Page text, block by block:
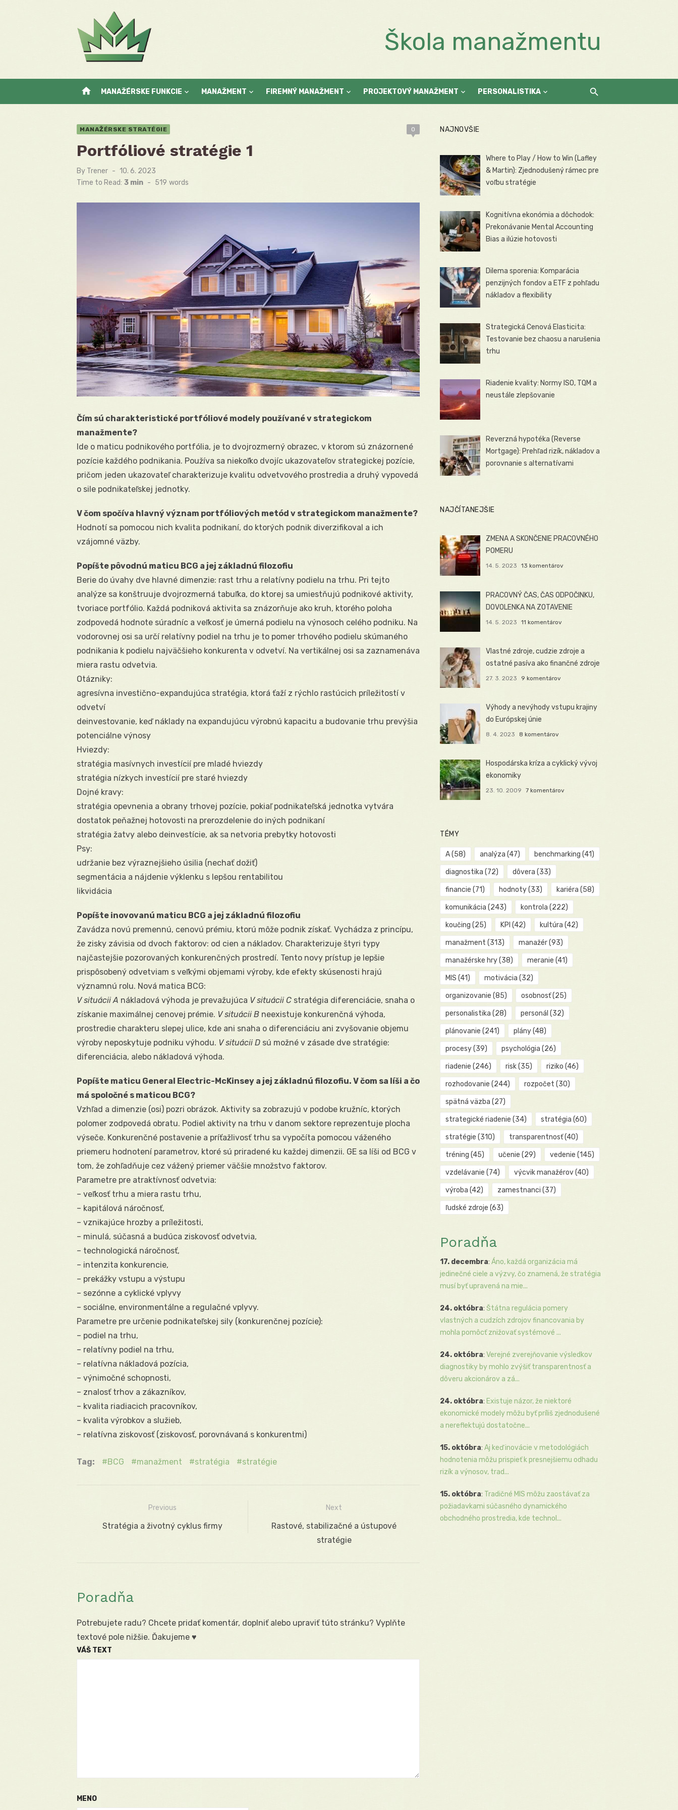
Škola manažmentu
home MANAŽÉRSKE FUNKCIE MANAŽMENT FIREMNÝ MANAŽMENT PROJEKTOVÝ MANAŽMENT PERSONALISTIKA
MANAŽÉRSKE STRATÉGIE 0
Portfóliové stratégie 1
By Trener
Posted
on
10. 6. 2023
Time to Read: 3 min - 519 words
Čím sú charakteristické portfóliové modely používané v strategickom
manažmente?
Ide o maticu podnikového portfólia, je to dvojrozmerný obrazec, v ktorom sú znázornené
pozície každého podnikania. Používa sa niekoľko dvojíc ukazovateľov strategickej pozície,
pričom jeden ukazovateľ charakterizuje kvalitu odvetvového prostredia a druhý vypovedá
o sile podnikateľskej jednotky.
V čom spočíva hlavný význam portfóliových metód v strategickom manažmente?
Hodnotí sa pomocou nich kvalita podnikaní, do ktorých podnik diverzifikoval a ich
vzájomné väzby.
Popíšte pôvodnú maticu BCG a jej základnú filozofiu
Berie do úvahy dve hlavné dimenzie: rast trhu a relatívny podielu na trhu. Pri tejto
analýze sa konštruuje dvojrozmerná tabuľka, do ktorej sa umiestňujú podnikové aktivity,
tvoriace portfólio. Každá podniková aktivita sa znázorňuje ako kruh, ktorého poloha
zodpovedá hodnote súradníc a veľkosť je úmerná podielu na výnosoch celého podniku. Na
vodorovnej osi sa určí relatívny podiel na trhu je to pomer trhového podielu skúmaného
podnikania k podielu najväčšieho konkurenta v odvetví. Na vertikálnej osi sa zaznamenáva
miera rastu odvetvia.
Otázniky:
agresívna investično-expandujúca stratégia, ktorá ťaží z rýchlo rastúcich príležitostí v
odvetví
deinvestovanie, keď náklady na expandujúcu výrobnú kapacitu a budovanie trhu prevýšia
potenciálne výnosy
Hviezdy:
stratégia masívnych investícií pre mladé hviezdy
stratégia nízkych investícií pre staré hviezdy
Dojné kravy:
stratégia opevnenia a obrany trhovej pozície, pokiaľ podnikateľská jednotka vytvára
dostatok peňažnej hotovosti na prerozdelenie do iných podnikaní
stratégia žatvy alebo deinvestície, ak sa netvoria prebytky hotovosti
Psy:
udržanie bez výraznejšieho úsilia (nechať dožiť)
segmentácia a nájdenie výklenku s lepšou rentabilitou
likvidácia
Popíšte inovovanú maticu BCG a jej základnú filozofiu
Zavádza novú premennú, cenovú prémiu, ktorú môže podnik získať. Vychádza z princípu,
že zisky závisia od dvoch faktorov: od cien a nákladov. Charakterizuje štyri typy
najčastejšie pozorovaných konkurenčných prostredí. Tento novy prístup je lepšie
prispôsobený odvetviam s veľkými objemami výroby, kde efekty skúsenosti hrajú
významnú rolu. Nová matica BCG:
V situácii A nákladová výhoda je prevažujúca V situácii C stratégia diferenciácie, snaha o
získanie maximálnej cenovej prémie. V situácii B neexistuje konkurenčná výhoda,
prostredie charakteru slepej ulice, kde ani snaha o diferenciáciu ani zvyšovanie objemu
výroby neposkytuje podniku výhodu. V situácii D sú možné v zásade dve stratégie:
diferenciácia, alebo nákladová výhoda.
Popíšte maticu General Electric-McKinsey a jej základnú filozofiu. V čom sa líši a čo
má spoločné s maticou BCG?
Vzhľad a dimenzie (osi) pozri obrázok. Aktivity sa zobrazujú v podobe kružníc, ktorých
polomer zodpovedá obratu. Podiel aktivity na trhu v danom sektore reprezentuje plocha
výseče. Konkurenčné postavenie a príťažlivosť trhu sa vypočíta pomocou váženého
priemeru hodnotení parametrov, ktoré sú priradené ku každej dimenzii. GE sa líši od BCG v
tom, že zohľadňuje cez vážený priemer väčšie množstvo faktorov.
Parametre pre atraktívnosť odvetvia:
– veľkosť trhu a miera rastu trhu,
– kapitálová náročnosť,
– vznikajúce hrozby a príležitosti,
– minulá, súčasná a budúca ziskovosť odvetvia,
– technologická náročnosť,
– intenzita konkurencie,
– prekážky vstupu a výstupu
– sezónne a cyklické vplyvy
– sociálne, environmentálne a regulačné vplyvy.
Parametre pre určenie podnikateľskej sily (konkurenčnej pozície):
– podiel na trhu,
– relatívny podiel na trhu,
– relatívna nákladová pozícia,
– výnimočné schopnosti,
– znalosť trhov a zákazníkov,
– kvalita riadiacich pracovníkov,
– kvalita výrobkov a služieb,
– relatívna ziskovosť (ziskovosť, porovnávaná s konkurentmi)
Tag: BCG manažment stratégia stratégie
Navigácia
Previous
Previous
Stratégia a životný cyklus firmy
Next
Next
Rastové, stabilizačné a ústupové
stratégie
Poradňa
Potrebujete radu? Chcete pridať komentár, doplniť alebo upraviť túto stránku? Vyplňte
textové pole nižšie. Ďakujeme ♥
VÁŠ TEXT
MENO
NAJNOVŠIE
Where to Play / How to Win (Lafley
& Martin): Zjednodušený rámec pre
voľbu stratégie
Kognitívna ekonómia a dôchodok:
Prekonávanie Mental Accounting
Bias a ilúzie hotovosti
Dilema sporenia: Komparácia
penzijných fondov a ETF z pohľadu
nákladov a flexibility
Strategická Cenová Elasticita:
Testovanie bez chaosu a narušenia
trhu
Riadenie kvality: Normy ISO, TQM a
neustále zlepšovanie
Reverzná hypotéka (Reverse
Mortgage): Prehľad rizík, nákladov a
porovnanie s alternatívami
NAJČÍTANEJŠIE
ZMENA A SKONČENIE PRACOVNÉHO
POMERU
14. 5. 2023 13 komentárov
PRACOVNÝ ČAS, ČAS ODPOČINKU,
DOVOLENKA NA ZOTAVENIE
14. 5. 2023 11 komentárov
Vlastné zdroje, cudzie zdroje a
ostatné pasíva ako finančné zdroje
27. 3. 2023 9 komentárov
Výhody a nevýhody vstupu krajiny
do Európskej únie
8. 4. 2023 8 komentárov
Hospodárska kríza a cyklický vývoj
ekonomiky
23. 10. 2009 7 komentárov
TÉMY
A(58) analýza (47) benchmarking (41)
diagnostika (72) dôvera (33)
financie (71) hodnoty(33) kariéra (58)
komunikácia (243) kontrola (222)
koučing (25) KPI (42) kultúra (42)
manažment (313) manažér(93)
manažérske hry(38) meranie (41)
MIS (41) motivácia (32)
organizovanie (85) osobnosť(25)
personalistika (28) personál (32)
plánovanie (241) plány(48)
procesy(39) psychológia (26)
riadenie (246) risk(35) riziko (46)
rozhodovanie (244) rozpočet (30)
spätná väzba (27)
strategické riadenie (34) stratégia (60)
stratégie (310) transparentnosť(40)
tréning (45) učenie (29) vedenie (145)
vzdelávanie (74) výcvik manažérov(40)
výroba (42) zamestnanci (37)
ľudské zdroje (63)
Poradňa
17. decembra: Áno, každá organizácia má
jedinečné ciele a výzvy, čo znamená, že stratégia
musí byť upravená na mie...
24. októbra: Štátna regulácia pomery
vlastných a cudzích zdrojov financovania by
mohla pomôcť znižovať systémové ...
24. októbra: Verejné zverejňovanie výsledkov
diagnostiky by mohlo zvýšiť transparentnosť a
dôveru akcionárov a zá...
24. októbra: Existuje názor, že niektoré
ekonomické modely môžu byť príliš zjednodušené
a nereflektujú dostatočne...
15. októbra: Aj keď inovácie v metodológiách
hodnotenia môžu prispieť k presnejšiemu odhadu
rizík a výnosov, trad...
15. októbra: Tradičné MIS môžu zaostávať za
požiadavkami súčasného dynamického
obchodného prostredia, kde technol...